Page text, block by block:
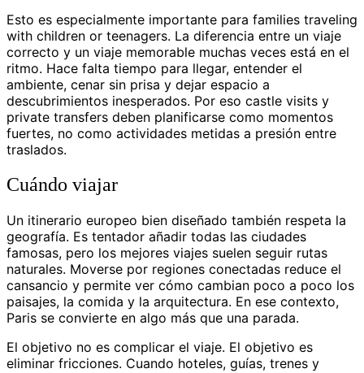
Esto es especialmente importante para families traveling
with children or teenagers. La diferencia entre un viaje
correcto y un viaje memorable muchas veces está en el
ritmo. Hace falta tiempo para llegar, entender el
ambiente, cenar sin prisa y dejar espacio a
descubrimientos inesperados. Por eso castle visits y
private transfers deben planificarse como momentos
fuertes, no como actividades metidas a presión entre
traslados.
Cuándo viajar
Un itinerario europeo bien diseñado también respeta la
geografía. Es tentador añadir todas las ciudades
famosas, pero los mejores viajes suelen seguir rutas
naturales. Moverse por regiones conectadas reduce el
cansancio y permite ver cómo cambian poco a poco los
paisajes, la comida y la arquitectura. En ese contexto,
Paris se convierte en algo más que una parada.
El objetivo no es complicar el viaje. El objetivo es
eliminar fricciones. Cuando hoteles, guías, trenes y